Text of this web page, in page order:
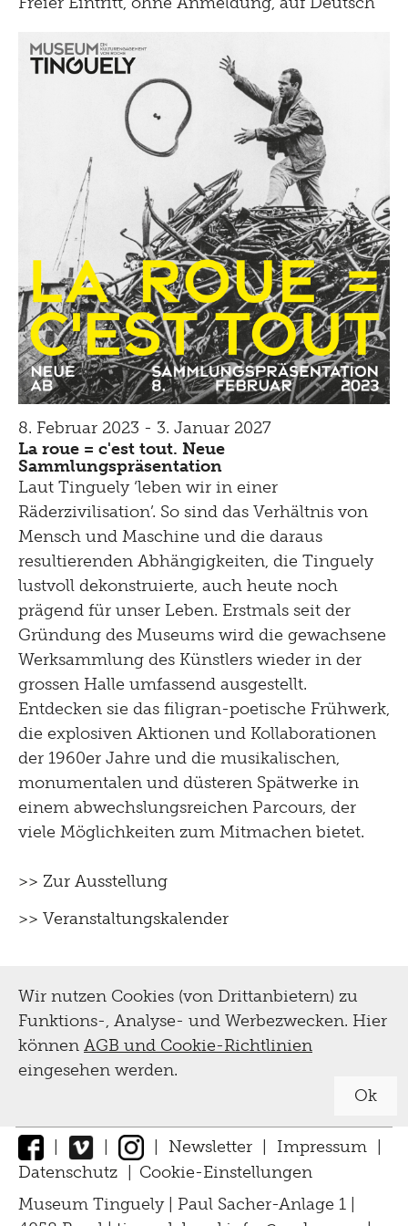
8. Februar 2023 - 3. Januar 2027
La roue = c'est tout. Neue
Sammlungspräsentation
Laut Tinguely ‘leben wir in einer
Räderzivilisation’. So sind das Verhältnis von
Mensch und Maschine und die daraus
resultierenden Abhängigkeiten, die Tinguely
lustvoll dekonstruierte, auch heute noch
prägend für unser Leben. Erstmals seit der
Gründung des Museums wird die gewachsene
Werksammlung des Künstlers wieder in der
grossen Halle umfassend ausgestellt.
Entdecken sie das filigran-poetische Frühwerk,
die explosiven Aktionen und Kollaborationen
der 1960er Jahre und die musikalischen,
monumentalen und düsteren Spätwerke in
einem abwechslungsreichen Parcours, der
viele Möglichkeiten zum Mitmachen bietet.
>> Zur Ausstellung
>> Veranstaltungskalender
Wir nutzen Cookies (von Drittanbietern) zu
Funktions-, Analyse- und Werbezwecken. Hier
können AGB und Cookie-Richtlinien
eingesehen werden.
Ok
| | | Newsletter | Impressum |
Datenschutz
Cookie-Einstellungen
Museum Tinguely | Paul Sacher-Anlage 1 |